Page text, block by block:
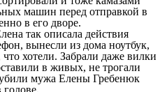
машин перед отправкой в
в его дворе.
так описала действия
вынесли из дома ноутбук,
хотели. Забрали даже вилки
в живых, не трогали
мужа Елены Гребенюк